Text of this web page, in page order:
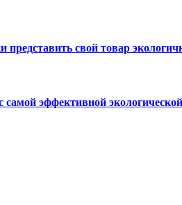
свой товар
самой эффективной